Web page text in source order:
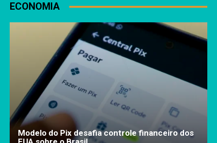
ECONOMIA
Modelo do Pix desafia controle financeiro dos